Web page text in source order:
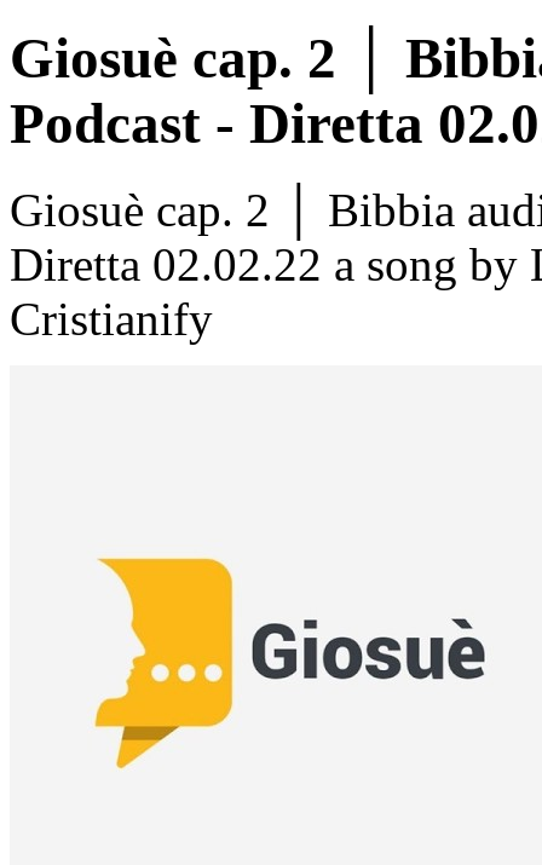
Giosuè cap. 2 │
Podcast - Diretta
Giosuè cap. 2 │ Bibbia
Diretta 02.02.22 a song
Cristianify